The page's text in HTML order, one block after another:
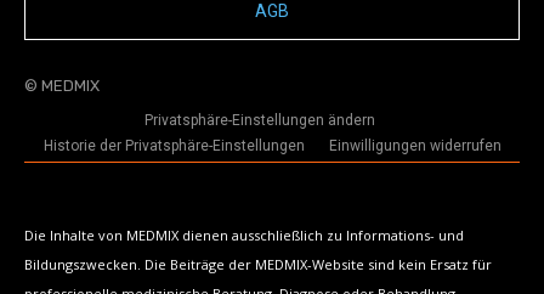
AGB
© MEDMIX
Privatsphäre-Einstellungen ändern
Historie der Privatsphäre-Einstellungen
Einwilligungen widerrufen
Die Inhalte von MEDMIX dienen ausschließlich zu Informations- und
Bildungszwecken. Die Beiträge der MEDMIX-Website sind kein Ersatz für